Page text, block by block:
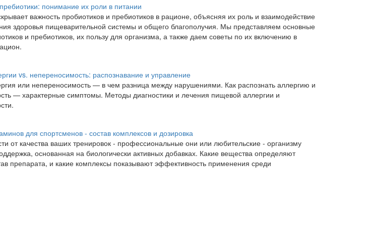
понимание их роли в питании
важность пробиотиков и пребиотиков в рационе, объясняя их роль и взаимодействие
здоровья пищеварительной системы и общего благополучия. Мы представляем основные
и пребиотиков, их пользу для организма, а также даем советы по их включению в
vs. непереносимость: распознавание и управление
или непереносимость — в чем разница между нарушениями. Как распознать аллергию и
— характерные симптомы. Методы диагностики и лечения пищевой аллергии и
для спортсменов - состав комплексов и дозировка
от качества ваших тренировок - профессиональные они или любительские - организму
основанная на биологически активных добавках. Какие вещества определяют
препарата, и какие комплексы показывают эффективность применения среди